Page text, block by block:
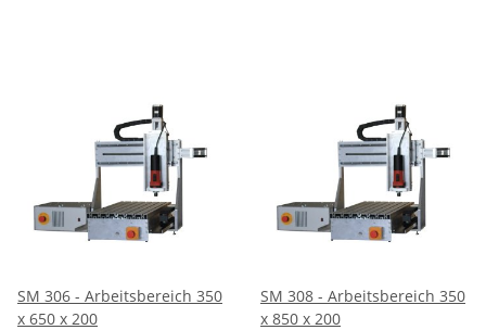
SM 306 - Arbeitsbereich 350
x 650 x 200
SM 308 - Arbeitsbereich 350
x 850 x 200